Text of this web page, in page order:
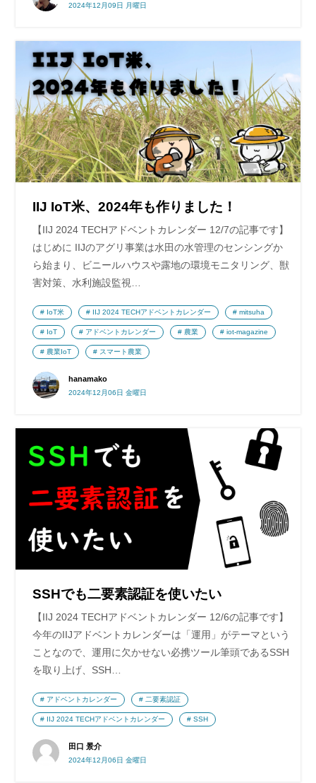
2024年12月09日 月曜日
IIJ IoT米、2024年も作りました！
【IIJ 2024 TECHアドベントカレンダー 12/7の記事です】
はじめに IIJのアグリ事業は水田の水管理のセンシングか
ら始まり、ビニールハウスや露地の環境モニタリング、獣
害対策、水利施設監視…
hanamako
2024年12月06日 金曜日
IoT米 IIJ 2024 TECHアドベントカレンダー mitsuha
IoT アドベントカレンダー 農業 iot-magazine
農業IoT スマート農業
SSHでも二要素認証を使いたい
【IIJ 2024 TECHアドベントカレンダー 12/6の記事です】
今年のIIJアドベントカレンダーは「運用」がテーマという
ことなので、運用に欠かせない必携ツール筆頭であるSSH
を取り上げ、SSH…
田口 景介
2024年12月06日 金曜日
アドベントカレンダー 二要素認証
IIJ 2024 TECHアドベントカレンダー SSH